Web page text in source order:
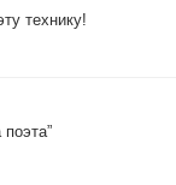
технику!